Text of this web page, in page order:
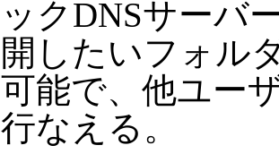
ックDNSサーバ
開したいフォル
可能で、他ユー
行なえる。